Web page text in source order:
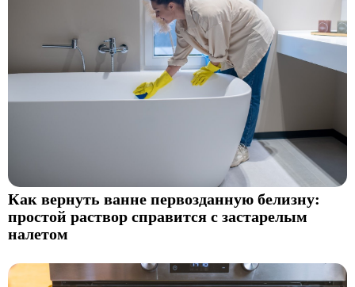
Как вернуть ванне первозданную белизну:
простой раствор справится с застарелым
налетом